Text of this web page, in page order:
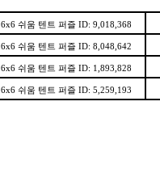
6x6 쉬움 텐트 퍼즐 ID: 9,018,368
6x6 쉬움 텐트 퍼즐 ID: 8,048,642
6x6 쉬움 텐트 퍼즐 ID: 1,893,828
6x6 쉬움 텐트 퍼즐 ID: 5,259,193